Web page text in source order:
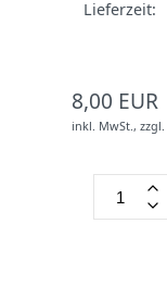
Lieferzeit:
8,00 EUR
inkl. MwSt., zzgl.